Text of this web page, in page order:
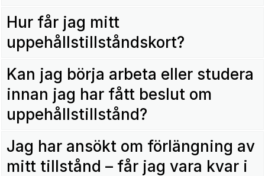
Hur får jag mitt
uppehållstillståndskort?
Kan jag börja arbeta eller studera
innan jag har fått beslut om
uppehållstillstånd?
Jag har ansökt om förlängning av
mitt tillstånd – får jag vara kvar i